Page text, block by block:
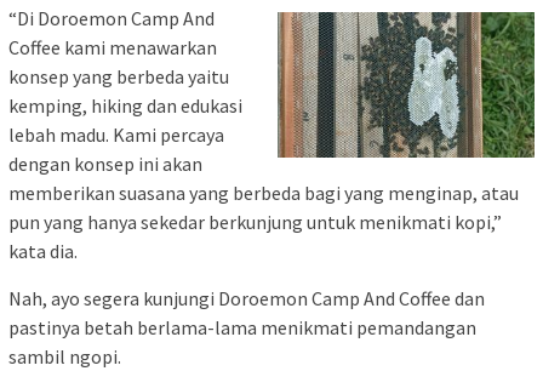
“Di Doroemon Camp And
Coffee kami menawarkan
konsep yang berbeda yaitu
kemping, hiking dan edukasi
lebah madu. Kami percaya
dengan konsep ini akan
memberikan suasana yang berbeda bagi yang menginap, atau
pun yang hanya sekedar berkunjung untuk menikmati kopi,”
kata dia.
Nah, ayo segera kunjungi Doroemon Camp And Coffee dan
pastinya betah berlama-lama menikmati pemandangan
sambil ngopi.